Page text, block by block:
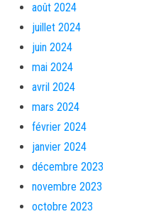
août 2024
juillet 2024
juin 2024
mai 2024
avril 2024
mars 2024
février 2024
janvier 2024
décembre 2023
novembre 2023
octobre 2023